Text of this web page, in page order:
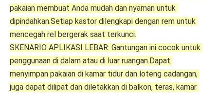
pakaian membuat Anda mudah dan nyaman untuk
dipindahkan.Setiap kastor dilengkapi dengan rem untuk
mencegah rel bergerak saat terkunci.
SKENARIO APLIKASI LEBAR: Gantungan ini cocok untuk
penggunaan di dalam atau di luar ruangan.Dapat
menyimpan pakaian di kamar tidur dan loteng cadangan,
juga dapat dilipat dan diletakkan di balkon, teras, kamar